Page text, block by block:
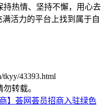
持热情、坚持不懈，用心去
活力的平台上找到属于自
tkyy/43393.html
转载。
】荟网荟员招商入驻绿色